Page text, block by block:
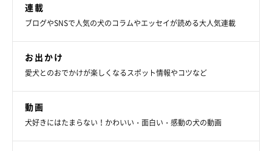
連載
ブログやSNSで人気の犬のコラムやエッセイが読める大人気連載
お出かけ
愛犬とのおでかけが楽しくなるスポット情報やコツなど
動画
犬好きにはたまらない！かわいい・面白い・感動の犬の動画